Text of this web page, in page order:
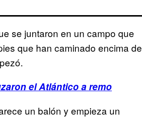
se juntaron en un campo que
que han caminado encima de
el Atlántico a remo
un balón y empieza un